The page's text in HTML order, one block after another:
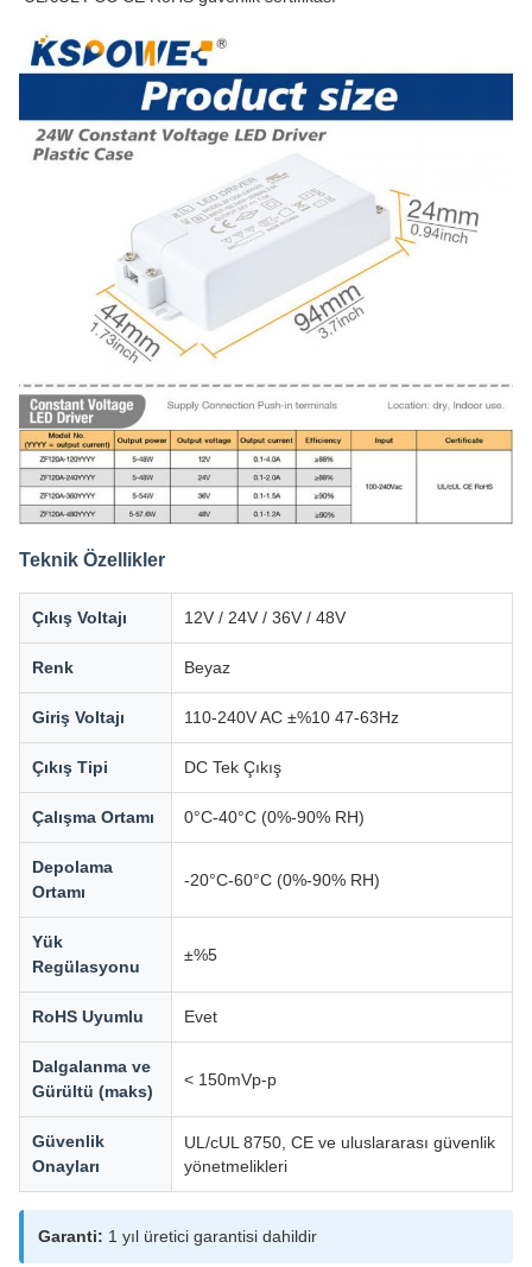
Teknik Özellikler
Çıkış Voltajı 12V / 24V / 36V / 48V
Renk Beyaz
Giriş Voltajı 110-240V AC ±%10 47-63Hz
Çıkış Tipi DC Tek Çıkış
Çalışma Ortamı 0°C-40°C (0%-90% RH)
Depolama
Ortamı
-20°C-60°C (0%-90% RH)
Yük
Regülasyonu
±%5
RoHS Uyumlu Evet
Dalgalanma ve
Gürültü (maks)
< 150mVp-p
Güvenlik
Onayları
UL/cUL 8750, CE ve uluslararası güvenlik
yönetmelikleri
Garanti: 1 yıl üretici garantisi dahildir